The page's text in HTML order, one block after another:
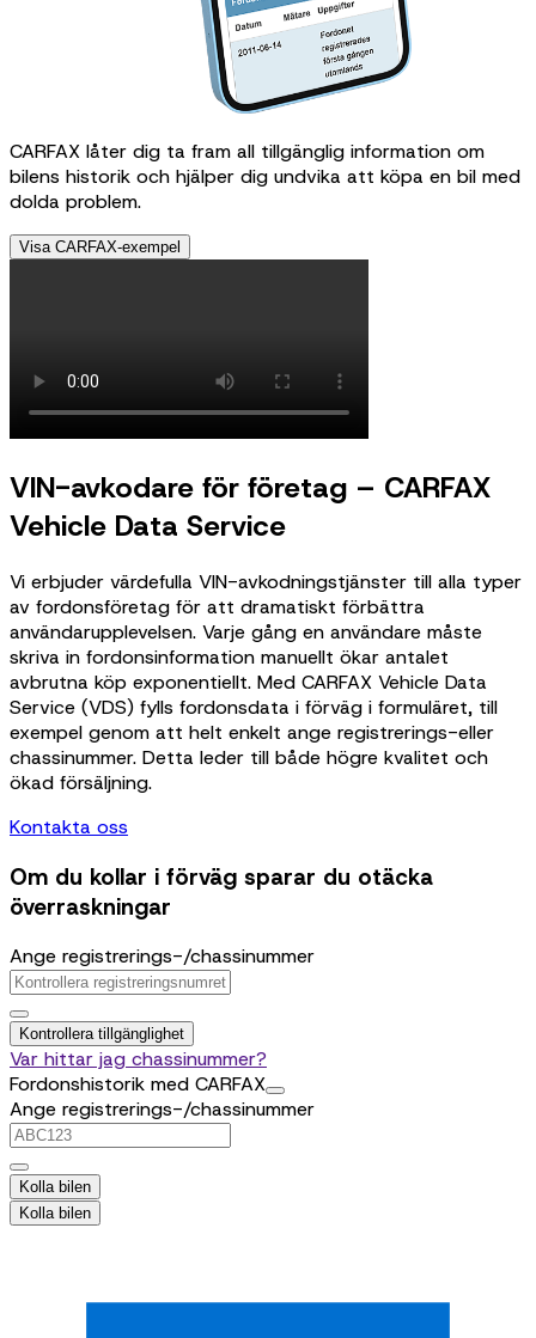
CARFAX låter dig ta fram all tillgänglig information om
bilens historik och hjälper dig undvika att köpa en bil med
dolda problem.
Visa CARFAX-exempel
VIN-avkodare för företag – CARFAX
Vehicle Data Service
Vi erbjuder värdefulla VIN-avkodningstjänster till alla typer
av fordonsföretag för att dramatiskt förbättra
användarupplevelsen. Varje gång en användare måste
skriva in fordonsinformation manuellt ökar antalet
avbrutna köp exponentiellt. Med CARFAX Vehicle Data
Service (VDS) fylls fordonsdata i förväg i formuläret, till
exempel genom att helt enkelt ange registrerings-eller
chassinummer. Detta leder till både högre kvalitet och
ökad försäljning.
Kontakta oss
Om du kollar i förväg sparar du otäcka
överraskningar
Ange registrerings-/chassinummer
Kontrollera tillgänglighet
Var hittar jag chassinummer?
Fordonshistorik med CARFAX
Ange registrerings-/chassinummer
Kolla bilen
Kolla bilen